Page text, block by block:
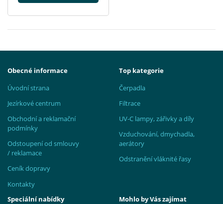
Obecné informace
Úvodní strana
Jezírkové centrum
Obchodní a reklamační
podmínky
Odstoupení od smlouvy
/ reklamace
Ceník dopravy
Kontakty
Top kategorie
Čerpadla
Filtrace
UV-C lampy, zářivky a díly
Vzduchování, dmychadla,
aerátory
Odstranění vláknité řasy
Speciální nabídky Mohlo by Vás zajímat